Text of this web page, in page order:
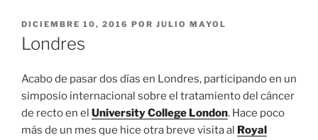
PUBLICADO
EL
DICIEMBRE 10, 2016 POR JULIO MAYOL
Londres
Acabo de pasar dos días en Londres, participando en un
simposio internacional sobre el tratamiento del cáncer
de recto en el University College London. Hace poco
más de un mes que hice otra breve visita al Royal